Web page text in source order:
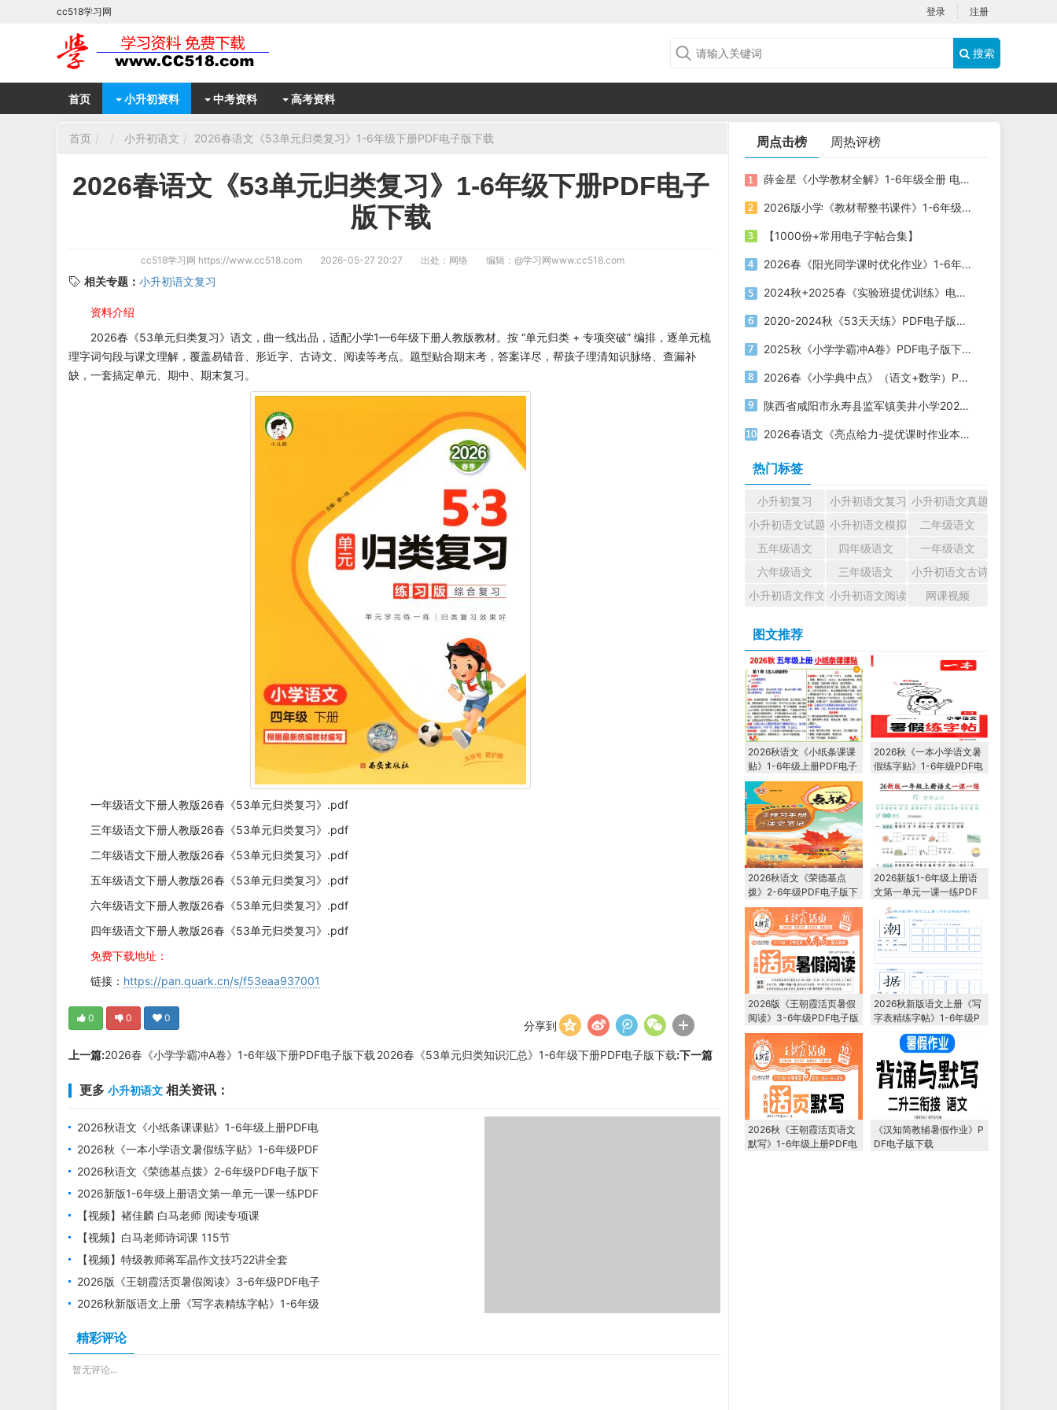
cc518学习网 登录 注册
搜索
首页 小升初资料 中考资料 高考资料
首页 小升初语文 2026春语文《53单元归类复习》1-6年级下册PDF电子版下载
2026春语文《53单元归类复习》1-6年级下册PDF电子
版下载
cc518学习网 https://www.cc518.com 2026-05-27 20:27 出处：网络 编辑： @学习网www.cc518.com
相关专题： 小升初语文复习
资料介绍
2026春《53单元归类复习》语文，曲一线出品，适配小学1—6年级下册人教版教材。按 “单元归类 + 专项突破” 编排，逐单元梳
理字词句段与课文理解，覆盖易错音、形近字、古诗文、阅读等考点。题型贴合期末考，答案详尽，帮孩子理清知识脉络、查漏补
缺，一套搞定单元、期中、期末复习。
一年级语文下册人教版26春《53单元归类复习》.pdf
三年级语文下册人教版26春《53单元归类复习》.pdf
二年级语文下册人教版26春《53单元归类复习》.pdf
五年级语文下册人教版26春《53单元归类复习》.pdf
六年级语文下册人教版26春《53单元归类复习》.pdf
四年级语文下册人教版26春《53单元归类复习》.pdf
免费下载地址：
链接： https://pan.quark.cn/s/f53eaa937001
分享到
0 0 0
上一篇:2026春《小学学霸冲A卷》1-6年级下册PDF电子版下载 2026春《53单元归类知识汇总》1-6年级下册PDF电子版下载:下一篇
更多 小升初语文 相关资讯：
2026秋语文《小纸条课课贴》1-6年级上册PDF电
子版下载
2026秋《一本小学语文暑假练字贴》1-6年级PDF
电子版下载
2026秋语文《荣德基点拨》2-6年级PDF电子版下
载
2026新版1-6年级上册语文第一单元一课一练PDF
电子版下载
【视频】褚佳麟 白马老师 阅读专项课
【视频】白马老师诗词课 115节
【视频】特级教师蒋军晶作文技巧22讲全套
2026版《王朝霞活页暑假阅读》3-6年级PDF电子
版下载
2026秋新版语文上册《写字表精练字帖》1-6年级
精彩评论
暂无评论...
周点击榜 周热评榜
薛金星《小学教材全解》1-6年级全册 电子版下载
2026版小学《教材帮整书课件》1-6年级上册（语文）（人教版）电子版下载
【1000份+常用电子字帖合集】
2026春《阳光同学课时优化作业》1-6年级下册PDF电子版下载
2024秋+2025春《实验班提优训练》电子版下载打印
2020-2024秋《53天天练》PDF电子版下载
2025秋《小学学霸冲A卷》PDF电子版下载 语文+数学
2026春《小学典中点》（语文+数学）PDF电子版下载
陕西省咸阳市永寿县监军镇美井小学2023-2024学年六年级下学期第二次模考语文试题
2026春语文《亮点给力-提优课时作业本》1-6年级下册PDF电子版下载
热门标签
小升初复习 小升初语文复习 小升初语文真题
小升初语文试题 小升初语文模拟试题二年级语文
五年级语文
四年级语文
一年级语文
六年级语文
三年级语文
小升初语文古诗文
小升初语文作文 小升初语文阅读 网课视频
图文推荐
2026秋语文《小纸条课课
贴》1-6年级上册PDF电子
版下载
2026秋《一本小学语文暑
假练字贴》1-6年级PDF电
子版下载
2026秋语文《荣德基点
拨》2-6年级PDF电子版下
载
2026新版1-6年级上册语
文第一单元一课一练PDF
电子版下载
2026版《王朝霞活页暑假
阅读》3-6年级PDF电子版
下载
2026秋新版语文上册《写
字表精练字帖》1-6年级P
DF电子版下载
2026秋《王朝霞活页语文
默写》1-6年级上册PDF电
《汉知简教辅暑假作业》P
DF电子版下载